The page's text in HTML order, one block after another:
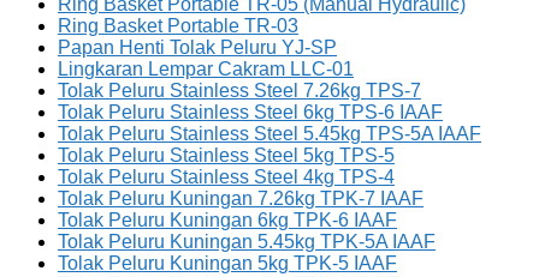
Ring Basket Portable TR-05 (Manual Hydraulic)
Ring Basket Portable TR-03
Papan Henti Tolak Peluru YJ-SP
Lingkaran Lempar Cakram LLC-01
Tolak Peluru Stainless Steel 7.26kg TPS-7
Tolak Peluru Stainless Steel 6kg TPS-6 IAAF
Tolak Peluru Stainless Steel 5.45kg TPS-5A IAAF
Tolak Peluru Stainless Steel 5kg TPS-5
Tolak Peluru Stainless Steel 4kg TPS-4
Tolak Peluru Kuningan 7.26kg TPK-7 IAAF
Tolak Peluru Kuningan 6kg TPK-6 IAAF
Tolak Peluru Kuningan 5.45kg TPK-5A IAAF
Tolak Peluru Kuningan 5kg TPK-5 IAAF